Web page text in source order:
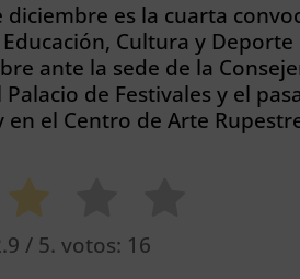
es la cuarta
Cultura y Deporte
ante la sede de la
de Festivales y el
en el Centro de Arte
/ 5. votos: 16